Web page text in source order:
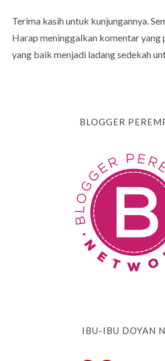
Terima kasih untuk kunjungannya.
Harap meninggalkan komentar
yang baik menjadi ladang sedekah
BLOGGER
IBU-IBU DOYAN